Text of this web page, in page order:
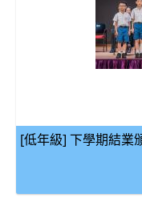
[低年級] 下學期結業